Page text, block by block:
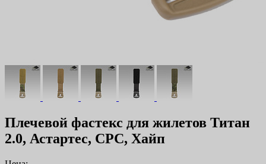
Плечевой фастекс для жилетов Титан
2.0, Астартес, CPC, Хайп